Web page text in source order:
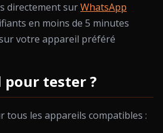
directement surWhatsApp
en moins de 5 minutes
votre appareil préféré
pour tester ?
tous les appareils compatibles :